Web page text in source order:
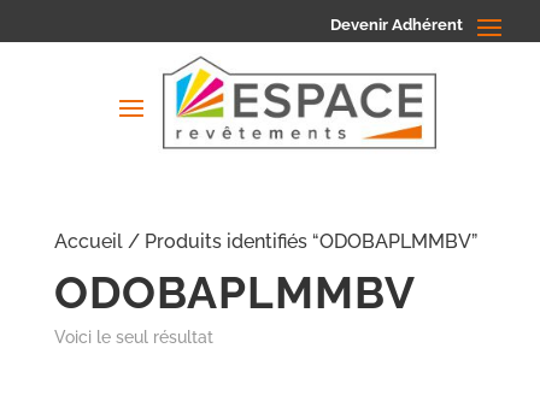
Devenir Adhérent
Accueil/ Produits identifiés “ODOBAPLMMBV”
ODOBAPLMMBV
Voici le seul résultat